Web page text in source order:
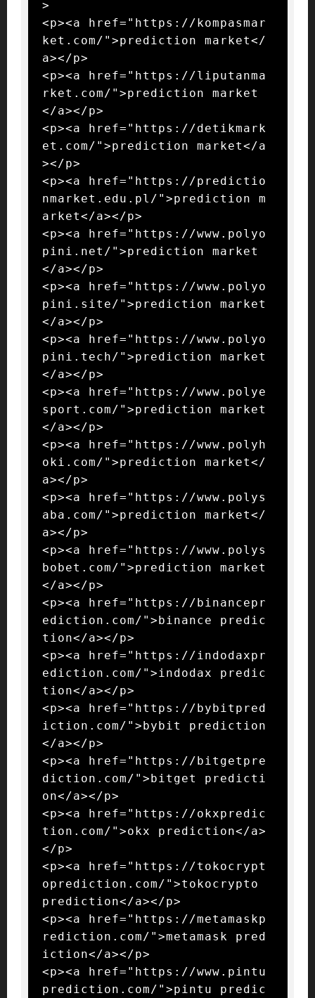
>
<p><a href="https://kompasmar
ket.com/">prediction market</
a></p>
<p><a href="https://liputanma
rket.com/">prediction market
</a></p>
<p><a href="https://detikmark
et.com/">prediction market</a
></p>
<p><a href="https://predictio
nmarket.edu.pl/">prediction m
arket</a></p>
<p><a href="https://www.polyo
pini.net/">prediction market
</a></p>
<p><a href="https://www.polyo
pini.site/">prediction market
</a></p>
<p><a href="https://www.polyo
pini.tech/">prediction market
</a></p>
<p><a href="https://www.polye
sport.com/">prediction market
</a></p>
<p><a href="https://www.polyh
oki.com/">prediction market</
a></p>
<p><a href="https://www.polys
aba.com/">prediction market</
a></p>
<p><a href="https://www.polys
bobet.com/">prediction market
</a></p>
<p><a href="https://binancepr
ediction.com/">binance predic
tion</a></p>
<p><a href="https://indodaxpr
ediction.com/">indodax predic
tion</a></p>
<p><a href="https://bybitpred
iction.com/">bybit prediction
</a></p>
<p><a href="https://bitgetpre
diction.com/">bitget predicti
on</a></p>
<p><a href="https://okxpredic
tion.com/">okx prediction</a>
</p>
<p><a href="https://tokocrypt
oprediction.com/">tokocrypto
prediction</a></p>
<p><a href="https://metamaskp
rediction.com/">metamask pred
iction</a></p>
<p><a href="https://www.pintu
prediction.com/">pintu predic